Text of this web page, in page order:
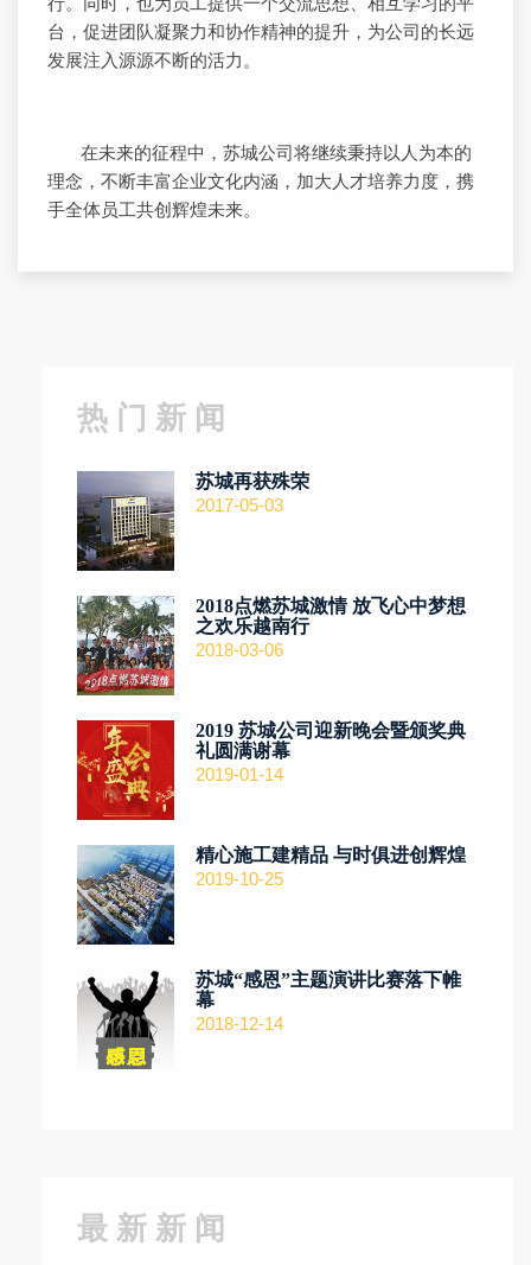
台，促进团队凝聚力和协作精神的提升，为公司的长远
发展注入源源不断的活力。
在未来的征程中，苏城公司将继续秉持以人为本的
理念，不断丰富企业文化内涵，加大人才培养力度，携
手全体员工共创辉煌未来。
热 门 新 闻
苏城再获殊荣
2017-05-03
2018点燃苏城激情 放飞心中梦想
之欢乐越南行
2018-03-06
2019 苏城公司迎新晚会暨颁奖典
礼圆满谢幕
2019-01-14
精心施工建精品 与时俱进创辉煌
2019-10-25
苏城“感恩”主题演讲比赛落下帷
幕
2018-12-14
最 新 新 闻